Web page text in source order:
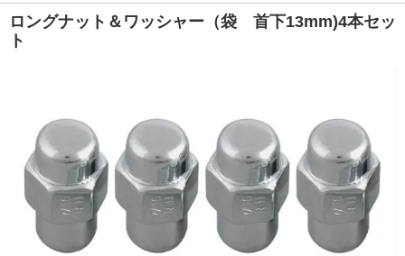
ロングナット＆ワッシャー（袋 首下13mm)4本セッ
ト